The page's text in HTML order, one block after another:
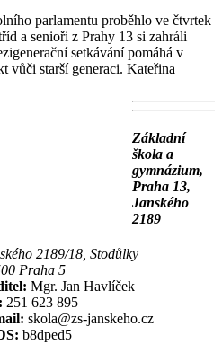
parlamentu proběhlo ve čtvrtek
a senioři z Prahy 13 si zahráli
setkávání pomáhá v
vůči starší generaci. Kateřina
Základní
škola a
gymnázium,
Praha 13,
Janského
2189
2189/18, Stodůlky
Praha 5
Mgr. Jan Havlíček
251 623 895
skola@zs-janskeho.cz
b8dped5